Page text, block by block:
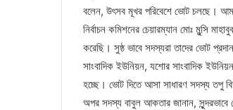
বলেন, উৎসব মূখর পরিবেশে ভোট চলছে।
নির্বাচন কমিশনের চেয়ারম্যান মোঃ মুন্সি
করেছি। সুষ্ঠ ভাবে সদস্যরা তাদের ভোট
সাংবাদিক ইউনিয়ন, যশোর সাংবাদিক
হচ্ছে। ভোট দিতে আসা সাধারণ সদস্য তপু
অপর সদস্য বাবুল আকতার জানান,